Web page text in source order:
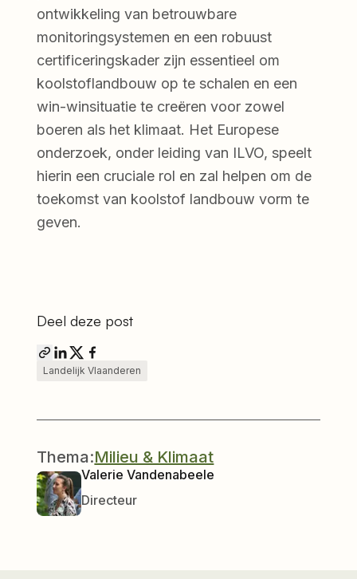
ontwikkeling van betrouwbare
monitoringsystemen en een robuust
certificeringskader zijn essentieel om
koolstoflandbouw op te schalen en een
win-winsituatie te creëren voor zowel
boeren als het klimaat. Het Europese
onderzoek, onder leiding van ILVO, speelt
hierin een cruciale rol en zal helpen om de
toekomst van koolstof landbouw vorm te
geven.
Deel deze post
Landelijk Vlaanderen
Valerie Vandenabeele
Directeur
Thema:Milieu & Klimaat